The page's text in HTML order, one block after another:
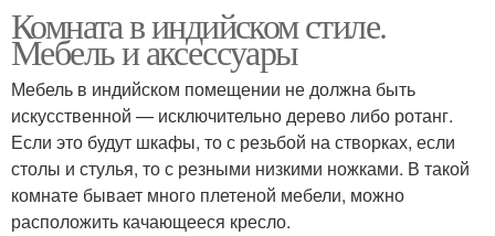
Комната в индийском стиле.
Мебель и аксессуары
Мебель в индийском помещении не должна быть
искусственной — исключительно дерево либо ротанг.
Если это будут шкафы, то с резьбой на створках, если
столы и стулья, то с резными низкими ножками. В такой
комнате бывает много плетеной мебели, можно
расположить качающееся кресло.